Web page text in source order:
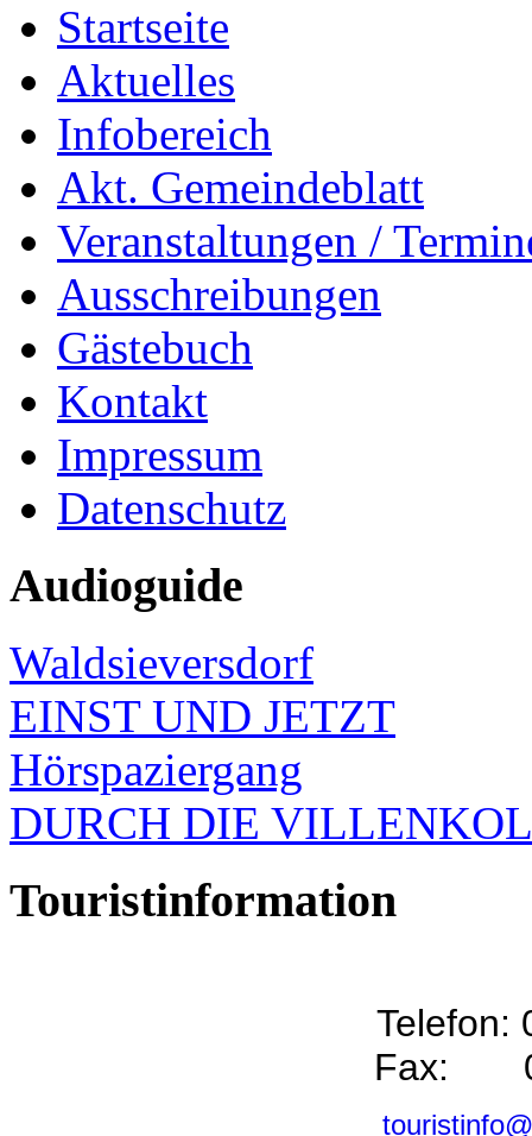
Startseite
Aktuelles
Infobereich
Akt. Gemeindeblatt
Veranstaltungen /
Ausschreibungen
Gästebuch
Kontakt
Impressum
Datenschutz
Audioguide
Waldsieversdorf
EINST UND JETZT
Hörspaziergang
DURCH DIE
Touristinformation
Telefon:
Fax: